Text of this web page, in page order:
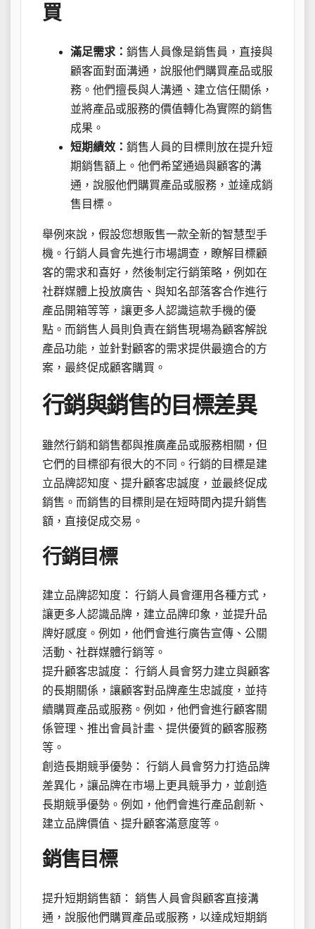
買
滿足需求： 銷售人員像是銷售員，直接與
顧客面對面溝通，說服他們購買產品或服
務。他們擅長與人溝通、建立信任關係，
並將產品或服務的價值轉化為實際的銷售
成果。
短期績效： 銷售人員的目標則放在提升短
期銷售額上。他們希望通過與顧客的溝
通，說服他們購買產品或服務，並達成銷
售目標。
舉例來說，假設您想販售一款全新的智慧型手
機。行銷人員會先進行市場調查，瞭解目標顧
客的需求和喜好，然後制定行銷策略，例如在
社群媒體上投放廣告、與知名部落客合作進行
產品開箱等等，讓更多人認識這款手機的優
點。而銷售人員則負責在銷售現場為顧客解說
產品功能，並針對顧客的需求提供最適合的方
案，最終促成顧客購買。
行銷與銷售的目標差異
雖然行銷和銷售都與推廣產品或服務相關，但
它們的目標卻有很大的不同。行銷的目標是建
立品牌認知度、提升顧客忠誠度，並最終促成
銷售。而銷售的目標則是在短時間內提升銷售
額，直接促成交易。
行銷目標
建立品牌認知度： 行銷人員會運用各種方式，
讓更多人認識品牌，建立品牌印象，並提升品
牌好感度。例如，他們會進行廣告宣傳、公關
活動、社群媒體行銷等。
提升顧客忠誠度： 行銷人員會努力建立與顧客
的長期關係，讓顧客對品牌產生忠誠度，並持
續購買產品或服務。例如，他們會進行顧客關
係管理、推出會員計畫、提供優質的顧客服務
等。
創造長期競爭優勢： 行銷人員會努力打造品牌
差異化，讓品牌在市場上更具競爭力，並創造
長期競爭優勢。例如，他們會進行產品創新、
建立品牌價值、提升顧客滿意度等。
銷售目標
提升短期銷售額： 銷售人員會與顧客直接溝
通，說服他們購買產品或服務，以達成短期銷